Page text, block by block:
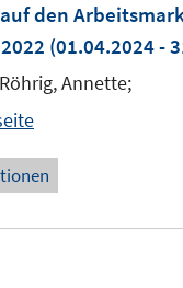
den
(01.04.2024 -
Annette;